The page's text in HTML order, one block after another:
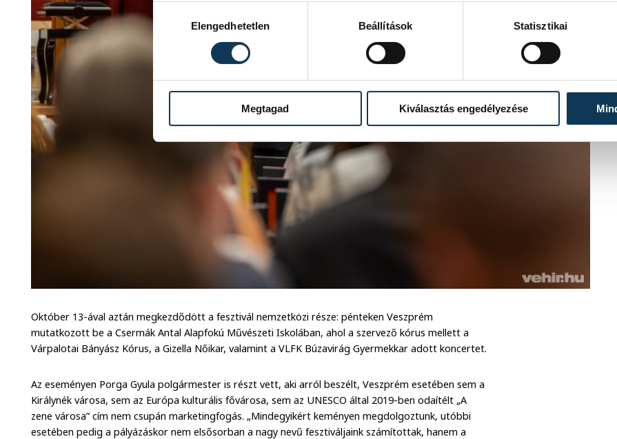
Elengedhetetlen
Beállítások Statisztikai
Megtagad Kiválasztás engedélyezése
Október 13-ával aztán megkezdődött a fesztivál nemzetközi része: pénteken Veszprém
mutatkozott be a Csermák Antal Alapfokú Művészeti Iskolában, ahol a szervező kórus mellett a
Várpalotai Bányász Kórus, a Gizella Nőikar, valamint a VLFK Búzavirág Gyermekkar adott koncertet.
Az eseményen Porga Gyula polgármester is részt vett, aki arról beszélt, Veszprém esetében sem a
Királynék városa, sem az Európa kulturális fővárosa, sem az UNESCO által 2019-ben odaítélt „A
zene városa” cím nem csupán marketingfogás. „Mindegyikért keményen megdolgoztunk, utóbbi
esetében pedig a pályázáskor nem elsősorban a nagy nevű fesztiváljaink számítottak, hanem a